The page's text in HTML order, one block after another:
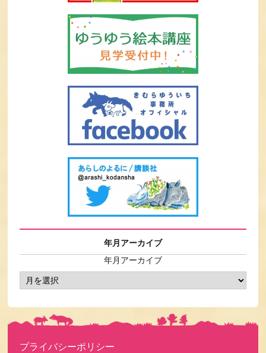
年月アーカイブ
年月アーカイブ
プライバシーポリシー